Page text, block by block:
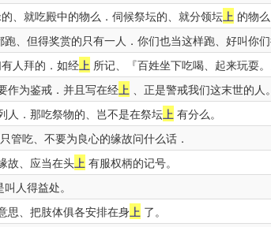
、就吃殿中的物么．伺候祭坛的、就分领坛上 的物么
跑、但得奖赏的只有一人．你们也当这样跑、好叫你们
人拜的．如经上 所记、『百姓坐下吃喝、起来玩耍。
作为鉴戒．并且写在经上 、正是警戒我们这末世的人。
人．那吃祭物的、岂不是在祭坛上 有分么。
管吃、不要为良心的缘故问什么话．
故、应当在头上 有服权柄的记号。
叫人得益处。
、把肢体俱各安排在身上 了。